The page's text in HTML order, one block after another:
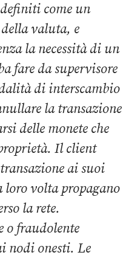
come un
valuta, e
la necessità di un
fare da supervisore
di interscambio
la transazione
delle monete che
Il client
ai suoi
volta propagano
la rete.
o fraudolente
nodi onesti. Le